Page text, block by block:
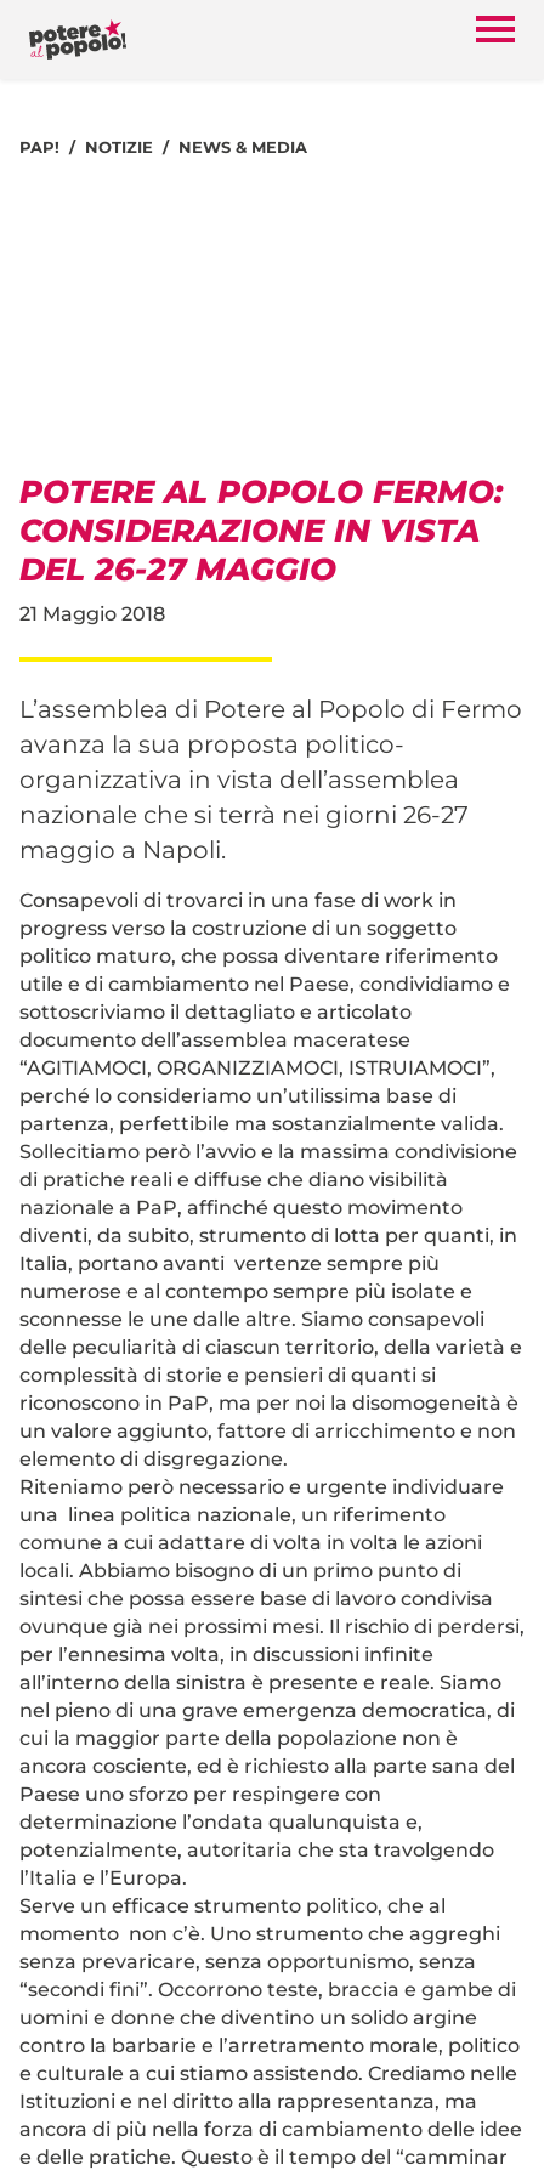
PAP! NOTIZIE NEWS & MEDIA
POTERE AL POPOLO FERMO:
CONSIDERAZIONE IN VISTA
DEL 26-27 MAGGIO
21 Maggio 2018
L’assemblea di Potere al Popolo di Fermo
avanza la sua proposta politico-
organizzativa in vista dell’assemblea
nazionale che si terrà nei giorni 26-27
maggio a Napoli.
Consapevoli di trovarci in una fase di work in
progress verso la costruzione di un soggetto
politico maturo, che possa diventare riferimento
utile e di cambiamento nel Paese, condividiamo e
sottoscriviamo il dettagliato e articolato
documento dell’assemblea maceratese
“AGITIAMOCI, ORGANIZZIAMOCI, ISTRUIAMOCI”,
perché lo consideriamo un’utilissima base di
partenza, perfettibile ma sostanzialmente valida.
Sollecitiamo però l’avvio e la massima condivisione
di pratiche reali e diffuse che diano visibilità
nazionale a PaP, affinché questo movimento
diventi, da subito, strumento di lotta per quanti, in
Italia, portano avanti vertenze sempre più
numerose e al contempo sempre più isolate e
sconnesse le une dalle altre. Siamo consapevoli
delle peculiarità di ciascun territorio, della varietà e
complessità di storie e pensieri di quanti si
riconoscono in PaP, ma per noi la disomogeneità è
un valore aggiunto, fattore di arricchimento e non
elemento di disgregazione.
Riteniamo però necessario e urgente individuare
una linea politica nazionale, un riferimento
comune a cui adattare di volta in volta le azioni
locali. Abbiamo bisogno di un primo punto di
sintesi che possa essere base di lavoro condivisa
ovunque già nei prossimi mesi. Il rischio di perdersi,
per l’ennesima volta, in discussioni infinite
all’interno della sinistra è presente e reale. Siamo
nel pieno di una grave emergenza democratica, di
cui la maggior parte della popolazione non è
ancora cosciente, ed è richiesto alla parte sana del
Paese uno sforzo per respingere con
determinazione l’ondata qualunquista e,
potenzialmente, autoritaria che sta travolgendo
l’Italia e l’Europa.
Serve un efficace strumento politico, che al
momento non c’è. Uno strumento che aggreghi
senza prevaricare, senza opportunismo, senza
“secondi fini”. Occorrono teste, braccia e gambe di
uomini e donne che diventino un solido argine
contro la barbarie e l’arretramento morale, politico
e culturale a cui stiamo assistendo. Crediamo nelle
Istituzioni e nel diritto alla rappresentanza, ma
ancora di più nella forza di cambiamento delle idee
e delle pratiche. Questo è il tempo del “camminar